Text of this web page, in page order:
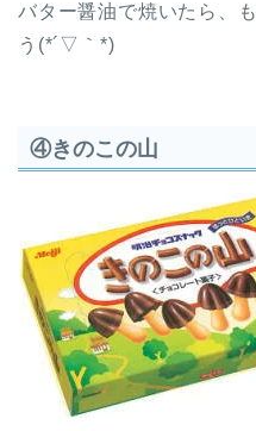
バター醤油で焼いたら、
う(*´▽｀*)
④きのこの山